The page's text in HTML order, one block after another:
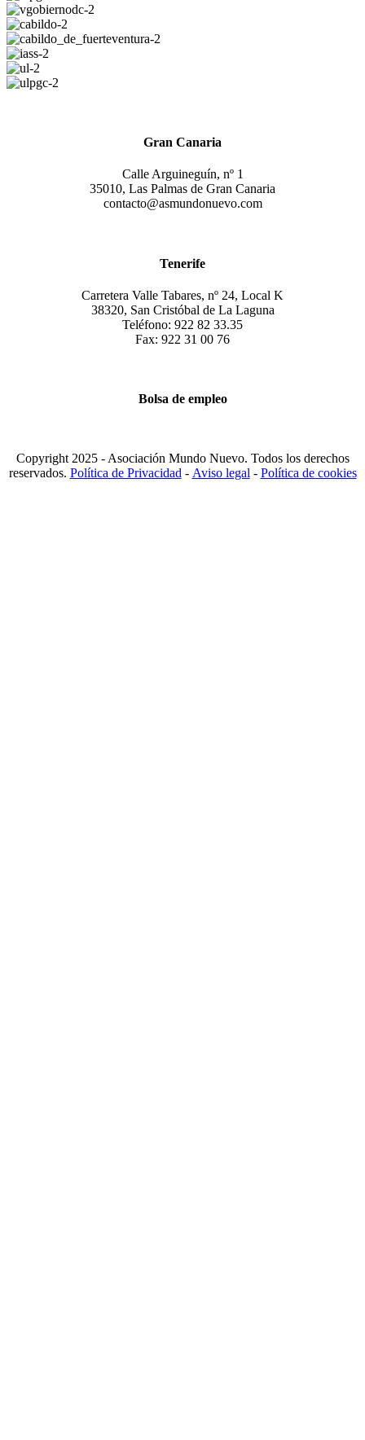
Gran Canaria
Calle Arguineguín, nº 1
35010, Las Palmas de Gran Canaria
contacto@asmundonuevo.com
Tenerife
Carretera Valle Tabares, nº 24, Local K
38320, San Cristóbal de La Laguna
Teléfono: 922 82 33.35
Fax: 922 31 00 76
Bolsa de empleo
Copyright 2025 - Asociación Mundo Nuevo. Todos los derechos
reservados. Política de Privacidad - Aviso legal - Política de cookies